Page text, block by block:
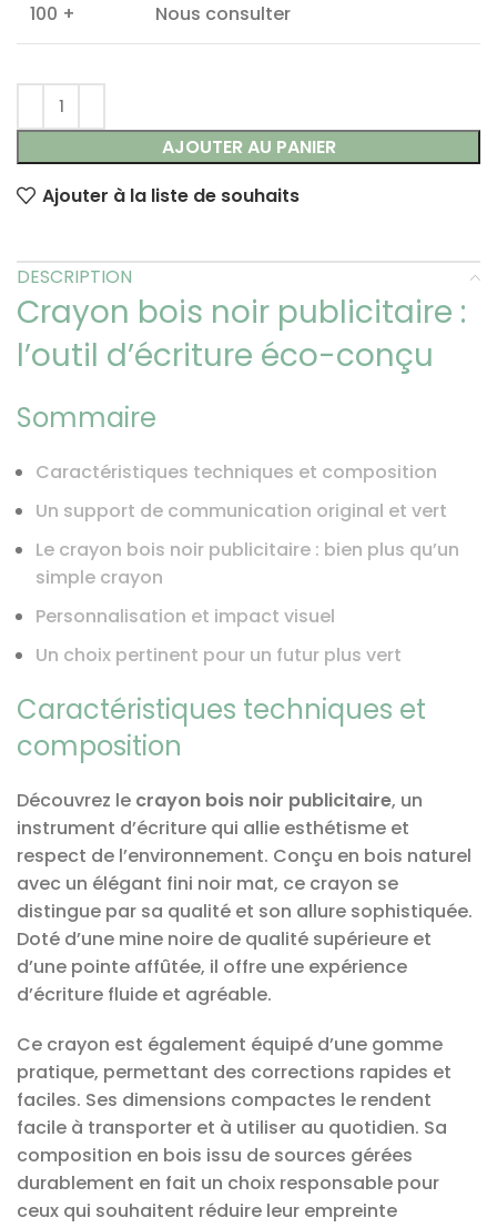
100 + Nous consulter
AJOUTER AU PANIER
Ajouter à la liste de souhaits
DESCRIPTION
Crayon bois noir publicitaire :
l’outil d’écriture éco-conçu
Sommaire
Caractéristiques techniques et composition
Un support de communication original et vert
Le crayon bois noir publicitaire : bien plus qu’un
simple crayon
Personnalisation et impact visuel
Un choix pertinent pour un futur plus vert
Caractéristiques techniques et
composition
Découvrez le crayon bois noir publicitaire, un
instrument d’écriture qui allie esthétisme et
respect de l’environnement. Conçu en bois naturel
avec un élégant fini noir mat, ce crayon se
distingue par sa qualité et son allure sophistiquée.
Doté d’une mine noire de qualité supérieure et
d’une pointe affûtée, il offre une expérience
d’écriture fluide et agréable.
Ce crayon est également équipé d’une gomme
pratique, permettant des corrections rapides et
faciles. Ses dimensions compactes le rendent
facile à transporter et à utiliser au quotidien. Sa
composition en bois issu de sources gérées
durablement en fait un choix responsable pour
ceux qui souhaitent réduire leur empreinte